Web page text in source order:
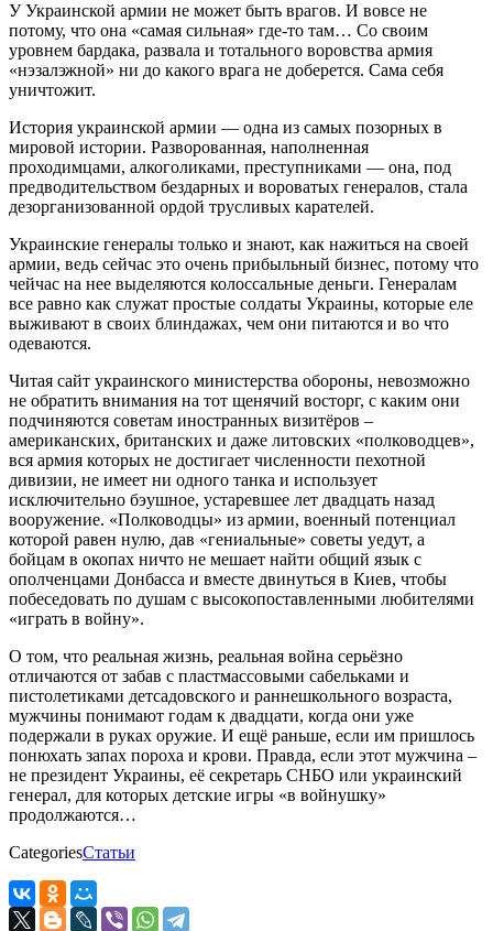
У Украинской армии не может быть врагов. И вовсе не
потому, что она «самая сильная» где-то там… Со своим
уровнем бардака, развала и тотального воровства армия
«нэзалэжной» ни до какого врага не доберется. Сама себя
уничтожит.
История украинской армии — одна из самых позорных в
мировой истории. Разворованная, наполненная
проходимцами, алкоголиками, преступниками — она, под
предводительством бездарных и вороватых генералов, стала
дезорганизованной ордой трусливых карателей.
Украинские генералы только и знают, как нажиться на своей
армии, ведь сейчас это очень прибыльный бизнес, потому что
чейчас на нее выделяются колоссальные деньги. Генералам
все равно как служат простые солдаты Украины, которые еле
выживают в своих блиндажах, чем они питаются и во что
одеваются.
Читая сайт украинского министерства обороны, невозможно
не обратить внимания на тот щенячий восторг, с каким они
подчиняются советам иностранных визитёров –
американских, британских и даже литовских «полководцев»,
вся армия которых не достигает численности пехотной
дивизии, не имеет ни одного танка и использует
исключительно бэушное, устаревшее лет двадцать назад
вооружение. «Полководцы» из армии, военный потенциал
которой равен нулю, дав «гениальные» советы уедут, а
бойцам в окопах ничто не мешает найти общий язык с
ополченцами Донбасса и вместе двинуться в Киев, чтобы
побеседовать по душам с высокопоставленными любителями
«играть в войну».
О том, что реальная жизнь, реальная война серьёзно
отличаются от забав с пластмассовыми сабельками и
пистолетиками детсадовского и раннешкольного возраста,
мужчины понимают годам к двадцати, когда они уже
подержали в руках оружие. И ещё раньше, если им пришлось
понюхать запах пороха и крови. Правда, если этот мужчина –
не президент Украины, её секретарь СНБО или украинский
генерал, для которых детские игры «в войнушку»
продолжаются…
CategoriesСтатьи